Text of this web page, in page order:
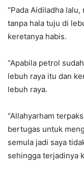
“Pada Aidiladha
tanpa hala tuju di
keretanya habis.
“Apabila petrol
lebuh raya itu dan
lebuh raya.
“Allahyarham
bertugas untuk
semula jadi saya
sehingga terjadinya